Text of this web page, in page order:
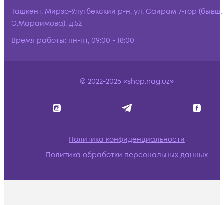
Ташкент, Мирзо-Улугбекский р-н, ул. Сайрам 7-тор (бывш.
Э.Мараимова), д.52
Время работы: пн-пт, 09:00 - 18:00
© 2022-2026 «shop.nag.uz»
Политика конфиденциальности
Политика обработки персональных данных